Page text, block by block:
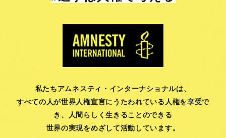
私たちアムネスティ・インターナショナルは、
すべての人が世界人権宣言にうたわれている人権を享受で
き、
人間らしく生きることのできる
世界の実現をめざして活動しています。